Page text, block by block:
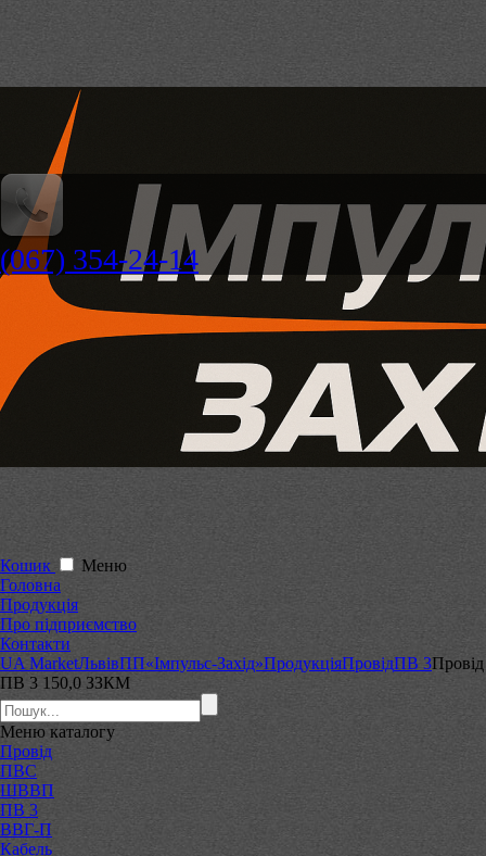
(067) 354-24-14
Кошик
Меню
Головна
Продукція
Про підприємство
Контакти
UA MarketЛьвівПП«Імпульс-Захід»ПродукціяПровідПВ 3Провід
ПВ 3 150,0 ЗЗКМ
Меню каталогу
Провід
ПВС
ШВВП
ПВ 3
ВВГ-П
Кабель